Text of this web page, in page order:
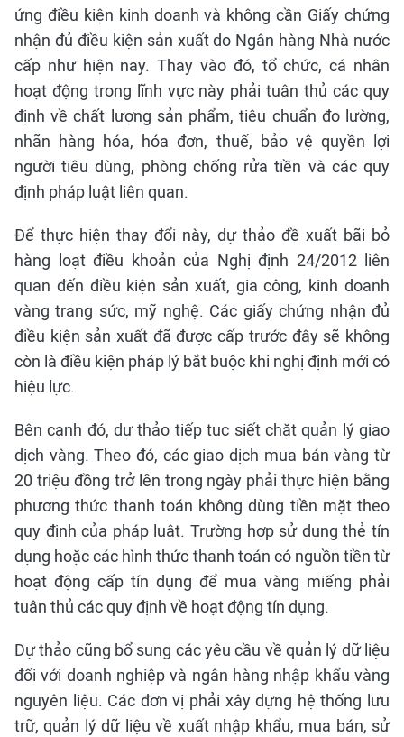
ứng điều kiện kinh doanh và không cần Giấy chứng
nhận đủ điều kiện sản xuất do Ngân hàng Nhà nước
cấp như hiện nay. Thay vào đó, tổ chức, cá nhân
hoạt động trong lĩnh vực này phải tuân thủ các quy
định về chất lượng sản phẩm, tiêu chuẩn đo lường,
nhãn hàng hóa, hóa đơn, thuế, bảo vệ quyền lợi
người tiêu dùng, phòng chống rửa tiền và các quy
định pháp luật liên quan.
Để thực hiện thay đổi này, dự thảo đề xuất bãi bỏ
hàng loạt điều khoản của Nghị định 24/2012 liên
quan đến điều kiện sản xuất, gia công, kinh doanh
vàng trang sức, mỹ nghệ. Các giấy chứng nhận đủ
điều kiện sản xuất đã được cấp trước đây sẽ không
còn là điều kiện pháp lý bắt buộc khi nghị định mới có
hiệu lực.
Bên cạnh đó, dự thảo tiếp tục siết chặt quản lý giao
dịch vàng. Theo đó, các giao dịch mua bán vàng từ
20 triệu đồng trở lên trong ngày phải thực hiện bằng
phương thức thanh toán không dùng tiền mặt theo
quy định của pháp luật. Trường hợp sử dụng thẻ tín
dụng hoặc các hình thức thanh toán có nguồn tiền từ
hoạt động cấp tín dụng để mua vàng miếng phải
tuân thủ các quy định về hoạt động tín dụng.
Dự thảo cũng bổ sung các yêu cầu về quản lý dữ liệu
đối với doanh nghiệp và ngân hàng nhập khẩu vàng
nguyên liệu. Các đơn vị phải xây dựng hệ thống lưu
trữ, quản lý dữ liệu về xuất nhập khẩu, mua bán, sử